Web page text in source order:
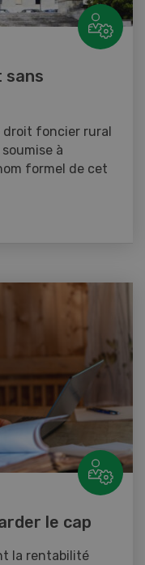
sans
droit foncier rural
à
formel de cet
le cap
la rentabilité